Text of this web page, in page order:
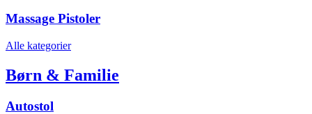
Massage Pistoler
Alle kategorier
Børn & Familie
Autostol